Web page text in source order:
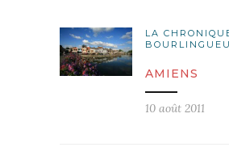
LA
AMIENS
10 août 2011